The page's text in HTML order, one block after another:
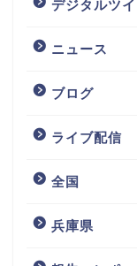
デジタルツ
ニュース
ブログ
ライブ配信
全国
兵庫県